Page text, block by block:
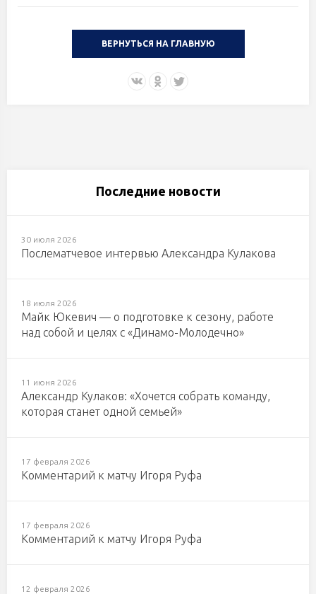
ВЕРНУТЬСЯ НА ГЛАВНУЮ
Последние новости
30 июля 2026
Послематчевое интервью Александра Кулакова
18 июля 2026
Майк Юкевич — о подготовке к сезону, работе
над собой и целях с «Динамо-Молодечно»
11 июня 2026
Александр Кулаков: «Хочется собрать команду,
которая станет одной семьей»
17 февраля 2026
Комментарий к матчу Игоря Руфа
17 февраля 2026
Комментарий к матчу Игоря Руфа
12 февраля 2026